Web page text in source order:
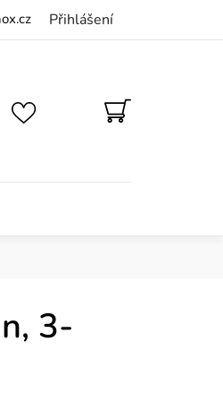
Přihlášení
NÁKUPNÍ
KOŠÍK
3-